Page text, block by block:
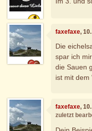
faxefaxe,
Die
spar ich
die Sauen
ist mit dem
faxefaxe,
zuletzt